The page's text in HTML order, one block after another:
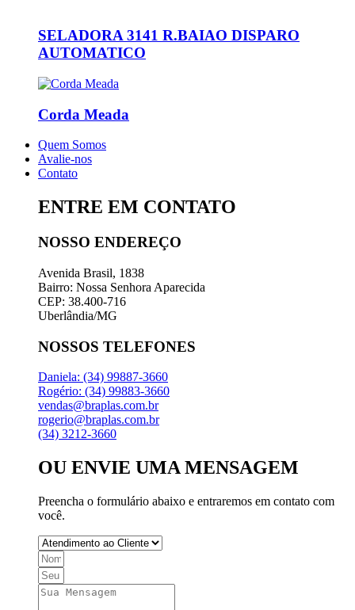
SELADORA 3141 R.BAIAO DISPARO
AUTOMATICO
Corda Meada
Quem Somos
Avalie-nos
Contato
ENTRE EM CONTATO
NOSSO ENDEREÇO
Avenida Brasil, 1838
Bairro: Nossa Senhora Aparecida
CEP: 38.400-716
Uberlândia/MG
NOSSOS TELEFONES
Daniela: (34) 99887-3660
Rogério: (34) 99883-3660
vendas@braplas.com.br
rogerio@braplas.com.br
(34) 3212-3660
OU ENVIE UMA MENSAGEM
Preencha o formulário abaixo e entraremos em contato com
você.